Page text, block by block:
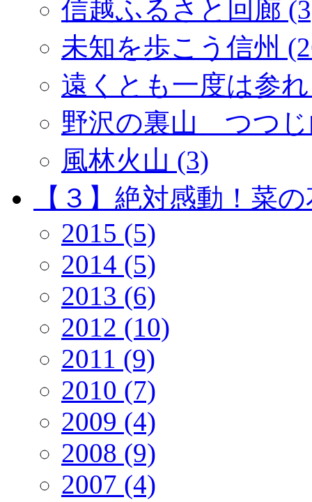
信越ふるさと回廊
未知を歩こう信州
遠くとも一度は参
野沢の裏山 つつじ
風林火山 (3)
【３】絶対感動！菜
2015 (5)
2014 (5)
2013 (6)
2012 (10)
2011 (9)
2010 (7)
2009 (4)
2008 (9)
2007 (4)